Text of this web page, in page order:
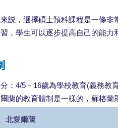
説，選擇碩士預科課程是一條
，學生可以逐步提高自己的能力
：4/5－16歲為學校教育(義務教
蘭的教育體制是一樣的，蘇格蘭
北愛爾蘭